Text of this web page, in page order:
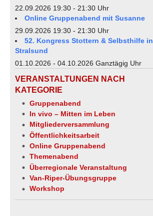
22.09.2026 19:30 - 21:30 Uhr
Online Gruppenabend mit Susanne
29.09.2026 19:30 - 21:30 Uhr
52. Kongress Stottern & Selbsthilfe in
Stralsund
01.10.2026 - 04.10.2026 Ganztägig Uhr
VERANSTALTUNGEN NACH
KATEGORIE
Gruppenabend
In vivo – Mitten im Leben
Mitgliederversammlung
Öffentlichkeitsarbeit
Online Gruppenabend
Themenabend
Überregionale Veranstaltung
Van-Riper-Übungsgruppe
Workshop